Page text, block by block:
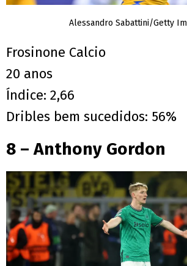
Alessandro Sabattini/Getty
Frosinone Calcio
20 anos
Índice: 2,66
Dribles bem sucedidos: 56%
8 – Anthony Gordon